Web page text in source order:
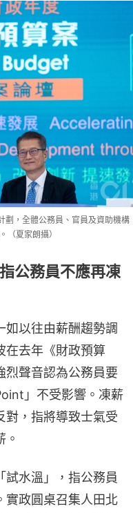
劃，全體公務員、官員及資助機構
（夏家朗攝）
公務員不應再凍
如以往由薪酬趨勢調
在去年《財政預算
烈聲音認為公務員要
」不受影響。凍薪
對，指將導致士氣受
試水溫」，指公務員
實政圓桌召集人田北